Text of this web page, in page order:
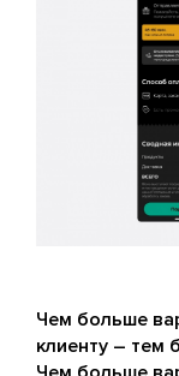
Чем больше
клиенту – тем